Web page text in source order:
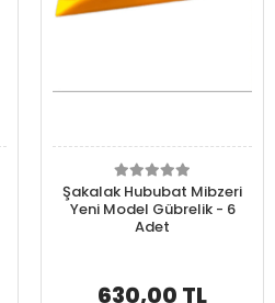
Şakalak Hububat Mibzeri
Yeni Model Gübrelik - 6
Adet
630,00 TL